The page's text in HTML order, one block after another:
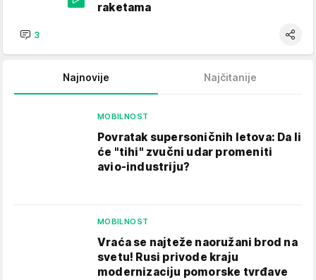
raketama
3
Najnovije Najčitanije
MOBILNOST
Povratak supersoničnih letova: Da li
će "tihi" zvučni udar promeniti
avio-industriju?
MOBILNOST
Vraća se najteže naoružani brod na
svetu! Rusi privode kraju
modernizaciju pomorske tvrđave